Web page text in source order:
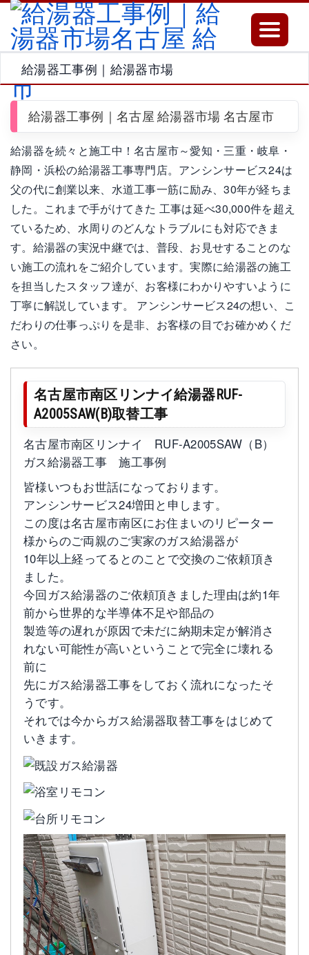
Toggle
給湯器工事例｜給湯器市場
給湯器工事例｜名古屋 給湯器市場 名古屋市
給湯器を続々と施工中！名古屋市～愛知・三重・岐阜・
静岡・浜松の給湯器工事専門店。アンシンサービス24は
父の代に創業以来、水道工事一筋に励み、30年が経ちま
した。これまで手がけてきた 工事は延べ30,000件を超え
ているため、水周りのどんなトラブルにも対応できま
す。給湯器の実況中継では、普段、お見せすることのな
い施工の流れをご紹介しています。実際に給湯器の施工
を担当したスタッフ達が、お客様にわかりやすいように
丁寧に解説しています。 アンシンサービス24の想い、こ
だわりの仕事っぷりを是非、お客様の目でお確かめくだ
さい。
名古屋市南区リンナイ給湯器RUF-
A2005SAW(B)取替工事
名古屋市南区リンナイ RUF-A2005SAW（B）
ガス給湯器工事 施工事例
皆様いつもお世話になっております。
アンシンサービス24増田と申します。
この度は名古屋市南区にお住まいのリピーター
様からのご両親のご実家のガス給湯器が
10年以上経ってるとのことで交換のご依頼頂き
ました。
今回ガス給湯器のご依頼頂きました理由は約1年
前から世界的な半導体不足や部品の
製造等の遅れが原因で未だに納期未定が解消さ
れない可能性が高いということで完全に壊れる
前に
先にガス給湯器工事をしておく流れになったそ
うです。
それでは今からガス給湯器取替工事をはじめて
いきます。